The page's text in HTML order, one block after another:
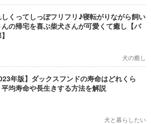
しくってしっぽフリフリ♪寝転がりながら飼い
の帰宅を喜ぶ柴犬さんが可愛くて癒し【バ
犬の癒し
年版】ダックスフンドの寿命はどれくら
平均寿命や長生きする方法を解説
犬と暮らしたい